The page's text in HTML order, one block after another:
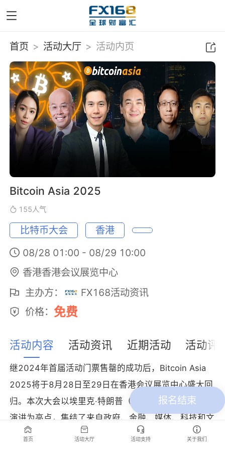
首页 > 活动大厅 > 活动内页
Bitcoin Asia 2025
155 人气
比特币大会
香港
08/28 01:00 - 08/29 10:00
香港香港会议展览中心
主办方：
FX168活动资讯
价格： 免费
报名结束
活动内容 活动资讯 近期活动 活动评
继2024年首届活动门票售罄的成功后，Bitcoin Asia
2025将于8月28日至29日在香港会议展览中心盛大回
归。本次大会以埃里克·特朗普（Eric Trump）的主题
演讲为亮点，集结了来自政府、金融、媒体、科技和文
化领域的亚洲顶尖领袖，共同探讨比特币在亚洲的蓬勃
首页 活动大厅 活动支持 关于我们